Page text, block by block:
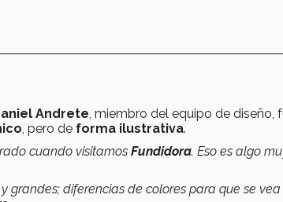
Andrete, miembro del equipo de diseño,
, pero de forma ilustrativa.
cuando visitamos Fundidora. Eso es algo
grandes; diferencias de colores para que se